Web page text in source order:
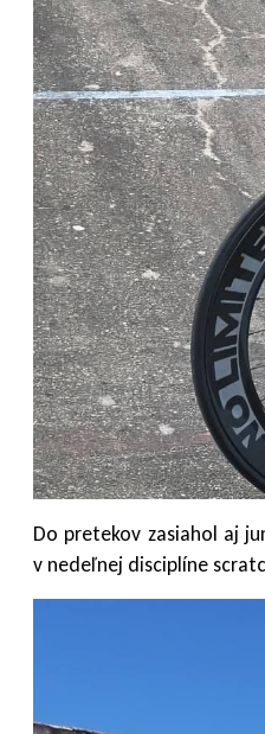
Do pretekov zasiahol aj
v nedeľnej disciplíne